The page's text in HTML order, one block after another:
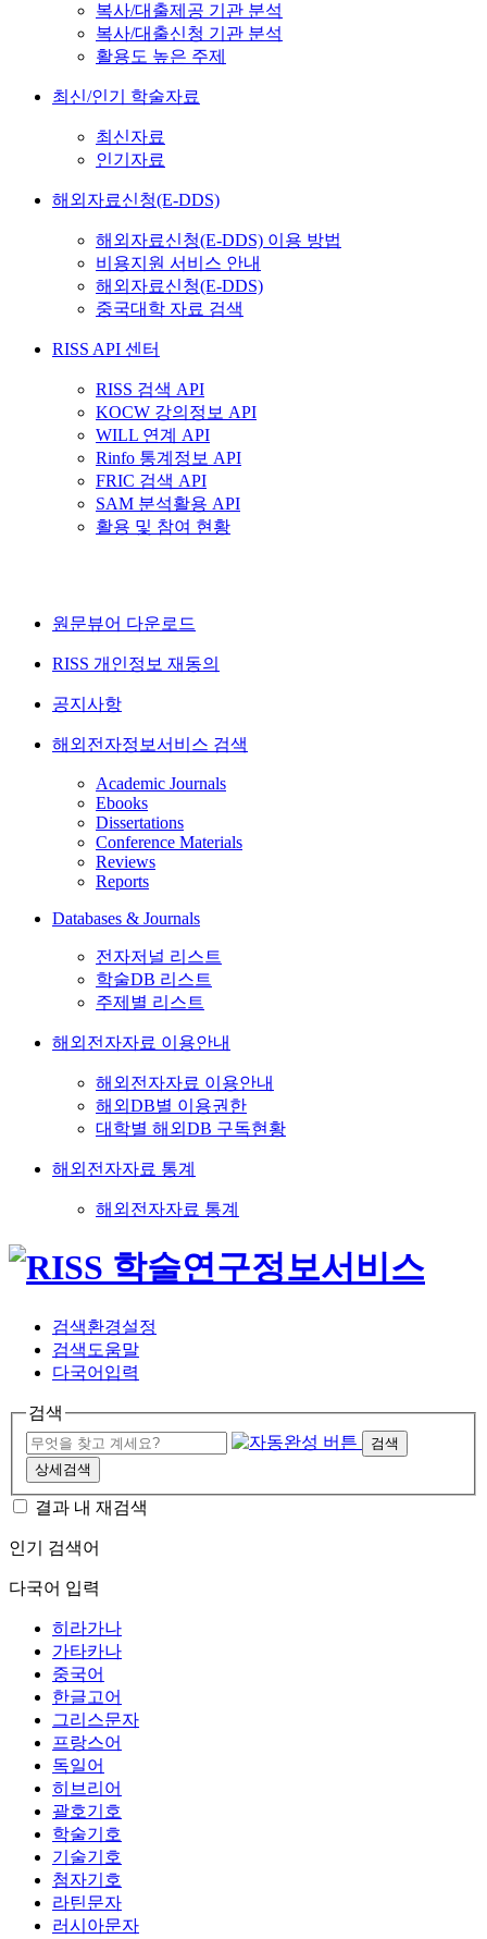
복사/대출제공 기관 분석
복사/대출신청 기관 분석
활용도 높은 주제
최신/인기 학술자료
최신자료
인기자료
해외자료신청(E-DDS)
해외자료신청(E-DDS) 이용 방법
비용지원 서비스 안내
해외자료신청(E-DDS)
중국대학 자료 검색
RISS API 센터
RISS 검색 API
KOCW 강의정보 API
WILL 연계 API
Rinfo 통계정보 API
FRIC 검색 API
SAM 분석활용 API
활용 및 참여 현황
원문뷰어 다운로드
RISS 개인정보 재동의
공지사항
해외전자정보서비스 검색
Academic Journals
Ebooks
Dissertations
Conference Materials
Reviews
Reports
Databases & Journals
전자저널 리스트
학술DB 리스트
주제별 리스트
해외전자자료 이용안내
해외전자자료 이용안내
해외DB별 이용권한
대학별 해외DB 구독현황
해외전자자료 통계
해외전자자료 통계
검색환경설정
검색도움말
다국어입력
검색
검색
상세검색
결과 내 재검색
인기 검색어
다국어 입력
히라가나
가타카나
중국어
한글고어
그리스문자
프랑스어
독일어
히브리어
괄호기호
학술기호
기술기호
첨자기호
라틴문자
러시아문자